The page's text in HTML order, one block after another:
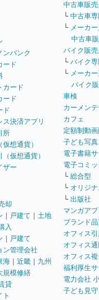
ンバンク
ード
カード
ード
ド
ス決済アプリ
所
想通貨）
仮想通貨）
ザー
却
｜ 戸建て ｜ 土地
入
｜ 戸建て
ン管理会社
海 ｜ 近畿 ｜ 九州
規模修繕
貸
ト
中古車販
└ 中古車
└ メーカ
中古車
バイク販
└ バイク
└ メーカ
バイク
車検
カーメン
カフェ
定額制動
子ども写
電子書籍
電子コミ
└ 総合型
└ オリジ
└ 出版社
マンガア
ブランド
オフィス引
オフィス通
オフィス
福利厚生サ
電力会社
子ども見